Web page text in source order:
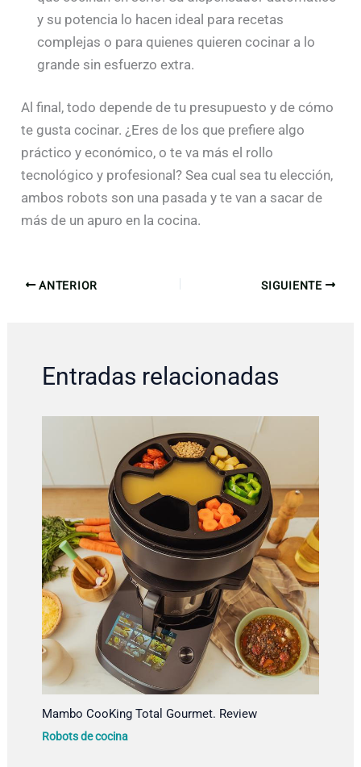
y su potencia lo hacen ideal para recetas
complejas o para quienes quieren cocinar a lo
grande sin esfuerzo extra.
Al final, todo depende de tu presupuesto y de cómo
te gusta cocinar. ¿Eres de los que prefiere algo
práctico y económico, o te va más el rollo
tecnológico y profesional? Sea cual sea tu elección,
ambos robots son una pasada y te van a sacar de
más de un apuro en la cocina.
ANTERIOR SIGUIENTE
Entradas relacionadas
Mambo CooKing Total Gourmet. Review
Robots de cocina